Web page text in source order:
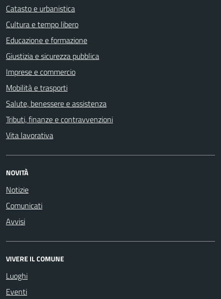
Catasto e urbanistica
Cultura e tempo libero
Educazione e formazione
Giustizia e sicurezza pubblica
Imprese e commercio
Mobilità e trasporti
Salute, benessere e assistenza
Tributi, finanze e contravvenzioni
Vita lavorativa
NOVITÀ
Notizie
Comunicati
Avvisi
VIVERE IL COMUNE
Luoghi
Eventi